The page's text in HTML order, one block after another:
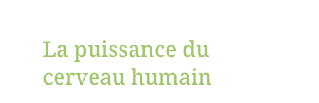
La puissance du
cerveau humain